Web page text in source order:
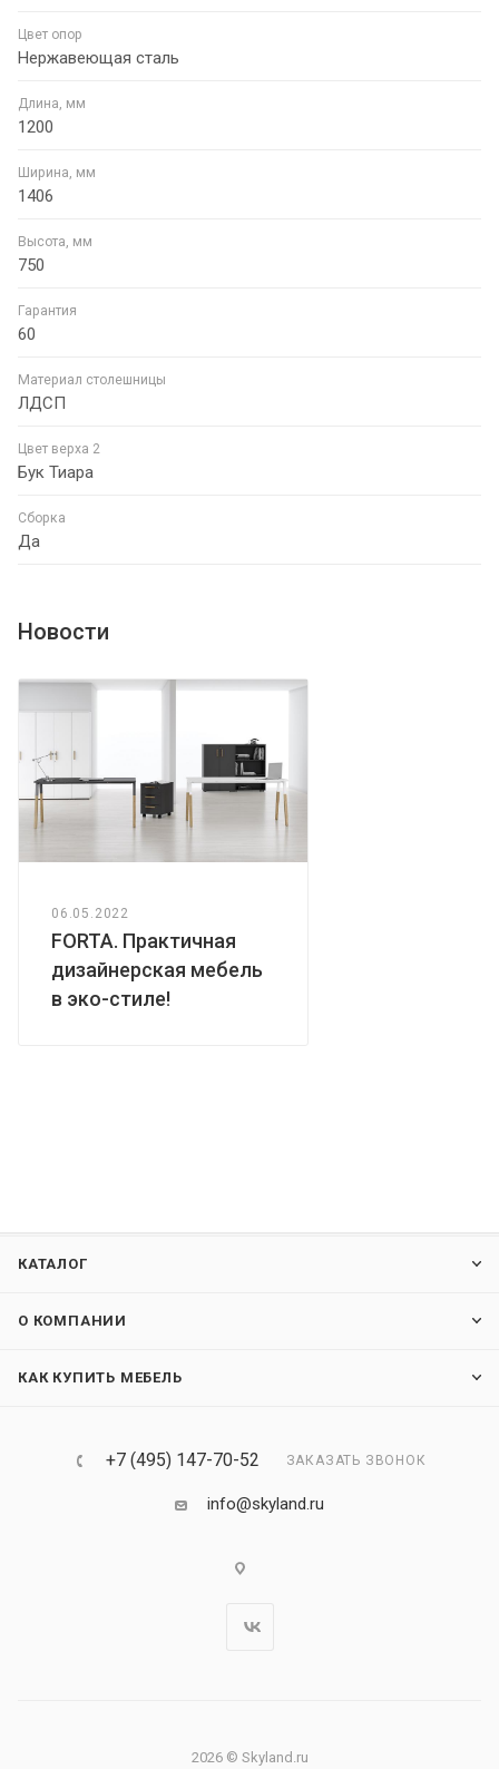
Цвет опор
Нержавеющая сталь
Длина, мм
1200
Ширина, мм
1406
Высота, мм
750
Гарантия
60
Материал столешницы
ЛДСП
Цвет верха 2
Бук Тиара
Сборка
Да
Новости
06.05.2022
FORTA. Практичная
дизайнерская мебель
в эко-стиле!
КАТАЛОГ
О КОМПАНИИ
КАК КУПИТЬ МЕБЕЛЬ
+7 (495) 147-70-52 ЗАКАЗАТЬ ЗВОНОК
info@skyland.ru
2026 © Skyland.ru